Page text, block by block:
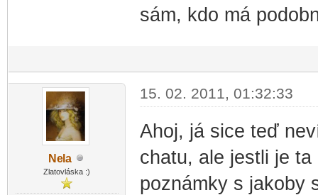
sám, kdo má
Nela
Zlatovláska :)
15. 02. 2011, 01:32:33
Ahoj, já sice teď
chatu, ale jestli je
poznámky s jakoby